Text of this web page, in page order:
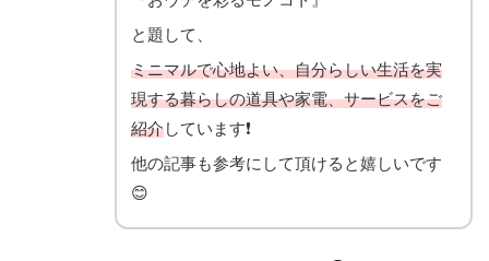
と題して、
ミニマルで心地よい、自分らしい生活を実
現する暮らしの道具や家電、サービスをご
紹介しています❗️
他の記事も参考にして頂けると嬉しいです
😊